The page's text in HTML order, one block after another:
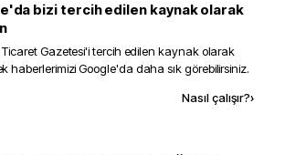
bizi tercih edilen kaynak olarak
Gazetesi'i tercih edilen kaynak olarak
haberlerimizi Google'da daha sık görebilirsiniz.
Nasıl çalışır?›